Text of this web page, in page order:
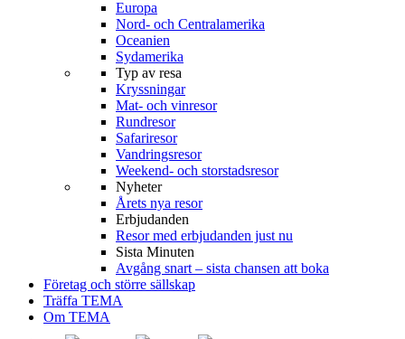
Europa
Nord- och Centralamerika
Oceanien
Sydamerika
Typ av resa
Kryssningar
Mat- och vinresor
Rundresor
Safariresor
Vandringsresor
Weekend- och storstadsresor
Nyheter
Årets nya resor
Erbjudanden
Resor med erbjudanden just nu
Sista Minuten
Avgång snart – sista chansen att boka
Företag och större sällskap
Träffa TEMA
Om TEMA